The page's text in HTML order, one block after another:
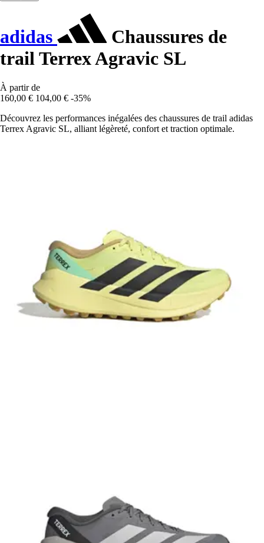
adidas
Chaussures de
trail Terrex Agravic SL
À partir de
160,00 € 104,00 € -35%
Découvrez les performances inégalées des chaussures de trail adidas
Terrex Agravic SL, alliant légèreté, confort et traction optimale.